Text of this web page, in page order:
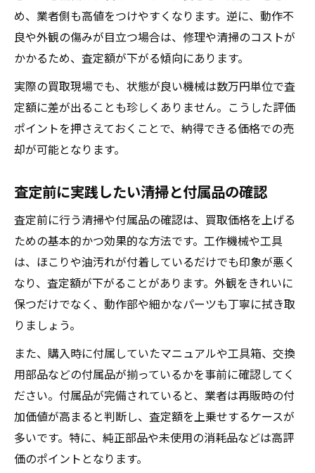
め、業者側も高値をつけやすくなります。逆に、動作不
良や外観の傷みが目立つ場合は、修理や清掃のコストが
かかるため、査定額が下がる傾向にあります。
実際の買取現場でも、状態が良い機械は数万円単位で査
定額に差が出ることも珍しくありません。こうした評価
ポイントを押さえておくことで、納得できる価格での売
却が可能となります。
査定前に実践したい清掃と付属品の確認
査定前に行う清掃や付属品の確認は、買取価格を上げる
ための基本的かつ効果的な方法です。工作機械や工具
は、ほこりや油汚れが付着しているだけでも印象が悪く
なり、査定額が下がることがあります。外観をきれいに
保つだけでなく、動作部や細かなパーツも丁寧に拭き取
りましょう。
また、購入時に付属していたマニュアルや工具箱、交換
用部品などの付属品が揃っているかを事前に確認してく
ださい。付属品が完備されていると、業者は再販時の付
加価値が高まると判断し、査定額を上乗せするケースが
多いです。特に、純正部品や未使用の消耗品などは高評
価のポイントとなります。